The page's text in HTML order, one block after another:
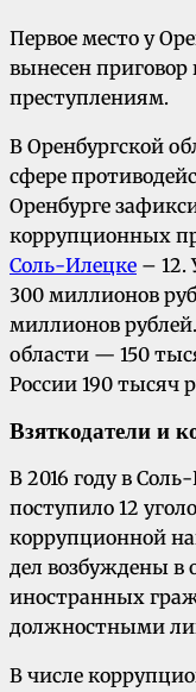
Первое место у
вынесен
преступлениям.
В Оренбургской
сфере
Оренбурге
коррупционных
Соль-Илецке – 12.
300 миллионов
миллионов
области — 150
России 190 тысяч
Взяткодатели и
В 2016 году в
поступило 12
коррупционной
дел возбуждены в
иностранных
должностными
В числе